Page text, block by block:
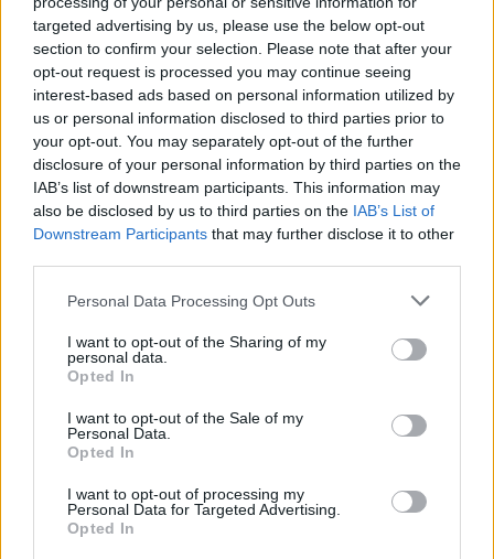
targeted advertising by us, please use the below opt-out
section to confirm your selection. Please note that after your
opt-out request is processed you may continue seeing
interest-based ads based on personal information utilized by
us or personal information disclosed to third parties prior to
your opt-out. You may separately opt-out of the further
disclosure of your personal information by third parties on the
IAB’s list of downstream participants. This information may
also be disclosed by us to third parties on the IAB’s List of
Downstream Participants that may further disclose it to other
Personal Data Processing Opt Outs
I want to opt-out of the Sharing of my
personal data.
Opted In
I want to opt-out of the Sale of my
Personal Data.
Opted In
I want to opt-out of processing my
Personal Data for Targeted Advertising.
Opted In
mandátumaikat, így például a leendő miniszterelnök-
helyettes és külügyminiszter Orbán Anita, a gazdasági és
energia miniszteri posztot elfoglaló Kapitány István, és a
napokon belül pénzügyminiszterré váló Kármán András is.
Bujdosó Andrea frakcióvezető egyúttal meg is osztotta,
hogy mely parlamenti képviselőjük...
KEDVES OLVASÓNK!
regisztrációhoz kötött.
Az előfizetés a következőket tartalmazza:
Portfolio.hu teljes cikkarchívum
Kötéslisták: BÉT elmúlt 2 év napon belüli
kötéslistái
Előfizetés